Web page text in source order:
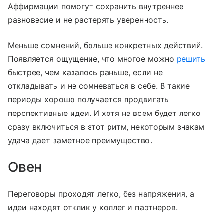
Аффирмации помогут сохранить внутреннее
равновесие и не растерять уверенность.
Меньше сомнений, больше конкретных действий.
Появляется ощущение, что многое можно решить
быстрее, чем казалось раньше, если не
откладывать и не сомневаться в себе. В такие
периоды хорошо получается продвигать
перспективные идеи. И хотя не всем будет легко
сразу включиться в этот ритм, некоторым знакам
удача дает заметное преимущество.
Овен
Переговоры проходят легко, без напряжения, а
идеи находят отклик у коллег и партнеров.